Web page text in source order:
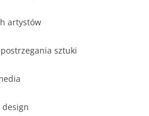
artystów
sztuki
design